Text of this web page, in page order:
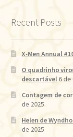
Recent Posts
X-Men Annual
O quadrinho
descartável 6
Contagem de
de 2025
Helen de
de 2025